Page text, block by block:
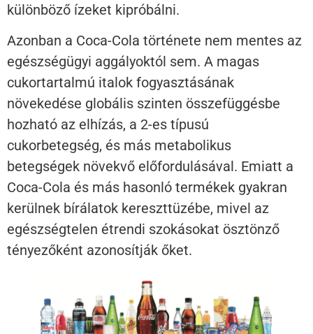
különböző ízeket kipróbálni.
Azonban a Coca-Cola története nem mentes az
egészségügyi aggályoktól sem. A magas
cukortartalmú italok fogyasztásának
növekedése globális szinten összefüggésbe
hozható az elhízás, a 2-es típusú
cukorbetegség, és más metabolikus
betegségek növekvő előfordulásával. Emiatt a
Coca-Cola és más hasonló termékek gyakran
kerülnek bírálatok kereszttüzébe, mivel az
egészségtelen étrendi szokásokat ösztönző
tényezőként azonosítják őket.